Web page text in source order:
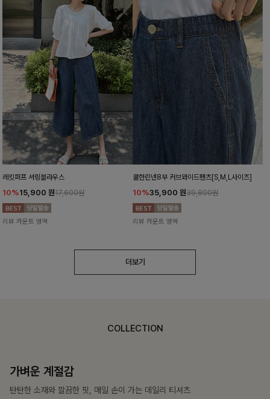
레킷퍼프 셔링블라우스
10%15,900 원17,600원
리뷰 카운트 영역
쿨한린넨8부 커브와이드팬츠[S,M,L사이즈]
10%35,900 원39,800원
리뷰 카운트 영역
더보기
COLLECTION
가장 쉬운 코디
특별한 날부터 일상까지 함께하는 룩